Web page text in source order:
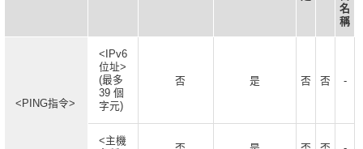
名
稱
<PING指令>
<IPv6
位址>
(最多
39 個
字元)
否 是 否 否 -
<主機